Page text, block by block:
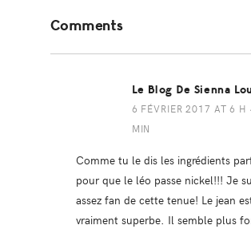
Interactions
Comments
Le Blog De Sienna Lou
6 FÉVRIER 2017 AT 6 H
MIN
Comme tu le dis les ingrédients
pour que le léo passe nickel!!! Je
assez fan de cette tenue! Le jean
vraiment superbe. Il semble plus